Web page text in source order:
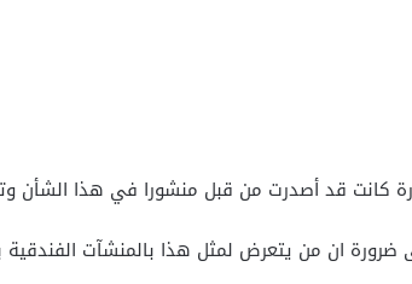
كانت قد أصدرت من قبل منشورا في هذا الشأن
ضرورة ان من يتعرض لمثل هذا بالمنشآت الفندقية